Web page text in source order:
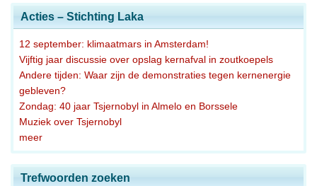
Acties – Stichting Laka
12 september: klimaatmars in Amsterdam!
Vijftig jaar discussie over opslag kernafval in zoutkoepels
Andere tijden: Waar zijn de demonstraties tegen kernenergie
gebleven?
Zondag: 40 jaar Tsjernobyl in Almelo en Borssele
Muziek over Tsjernobyl
meer
Trefwoorden zoeken